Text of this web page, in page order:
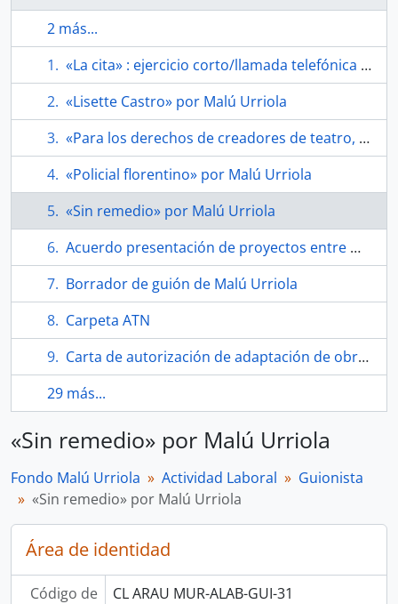
2 más...
«La cita» : ejercicio corto/llamada telefónica por Malú Urriola
«Lisette Castro» por Malú Urriola
«Para los derechos de creadores de teatro, cine y audiovisuales: ATV»
«Policial florentino» por Malú Urriola
«Sin remedio» por Malú Urriola
Acuerdo presentación de proyectos entre Malú Urriola y MEGA
Borrador de guión de Malú Urriola
Carpeta ATN
Carta de autorización de adaptación de obra «Los trabajadores de la muerte»
29 más...
«Sin remedio» por Malú Urriola
Fondo Malú Urriola Actividad Laboral
Guionista
«Sin remedio» por Malú Urriola
Área de identidad
Código de
CL ARAU MUR-ALAB-GUI-31